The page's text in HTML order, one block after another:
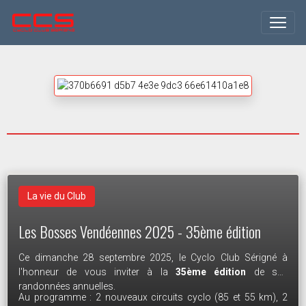
Course de Sérigné du 3 mai 2026.
Cyclosport UFOLEP de Sérigné ce dimanche 3 mai 2026. Des
courses toujours aussi animées, des bénévoles toujours
fidèles aux postes, et un ciel très clément pour cette édition
historique.
Pour découvrir les photos de la course, rendez-vous sur la
page facebook dePhoto Passion 17
La vie du Club
Course de Sérigné du 3 mai 2026
Le rendez-vous est pris !!!
Le 22/03/2026
La vie du Club
Les Bosses Vendéennes 2025 - 35ème édition
Ce dimanche 28 septembre 2025, le Cyclo Club Sérigné à
l'honneur de vous inviter à la 35ème édition de ses
randonnées annuelles.
Au programme : 2 nouveaux circuits cyclo (85 et 55 km), 2